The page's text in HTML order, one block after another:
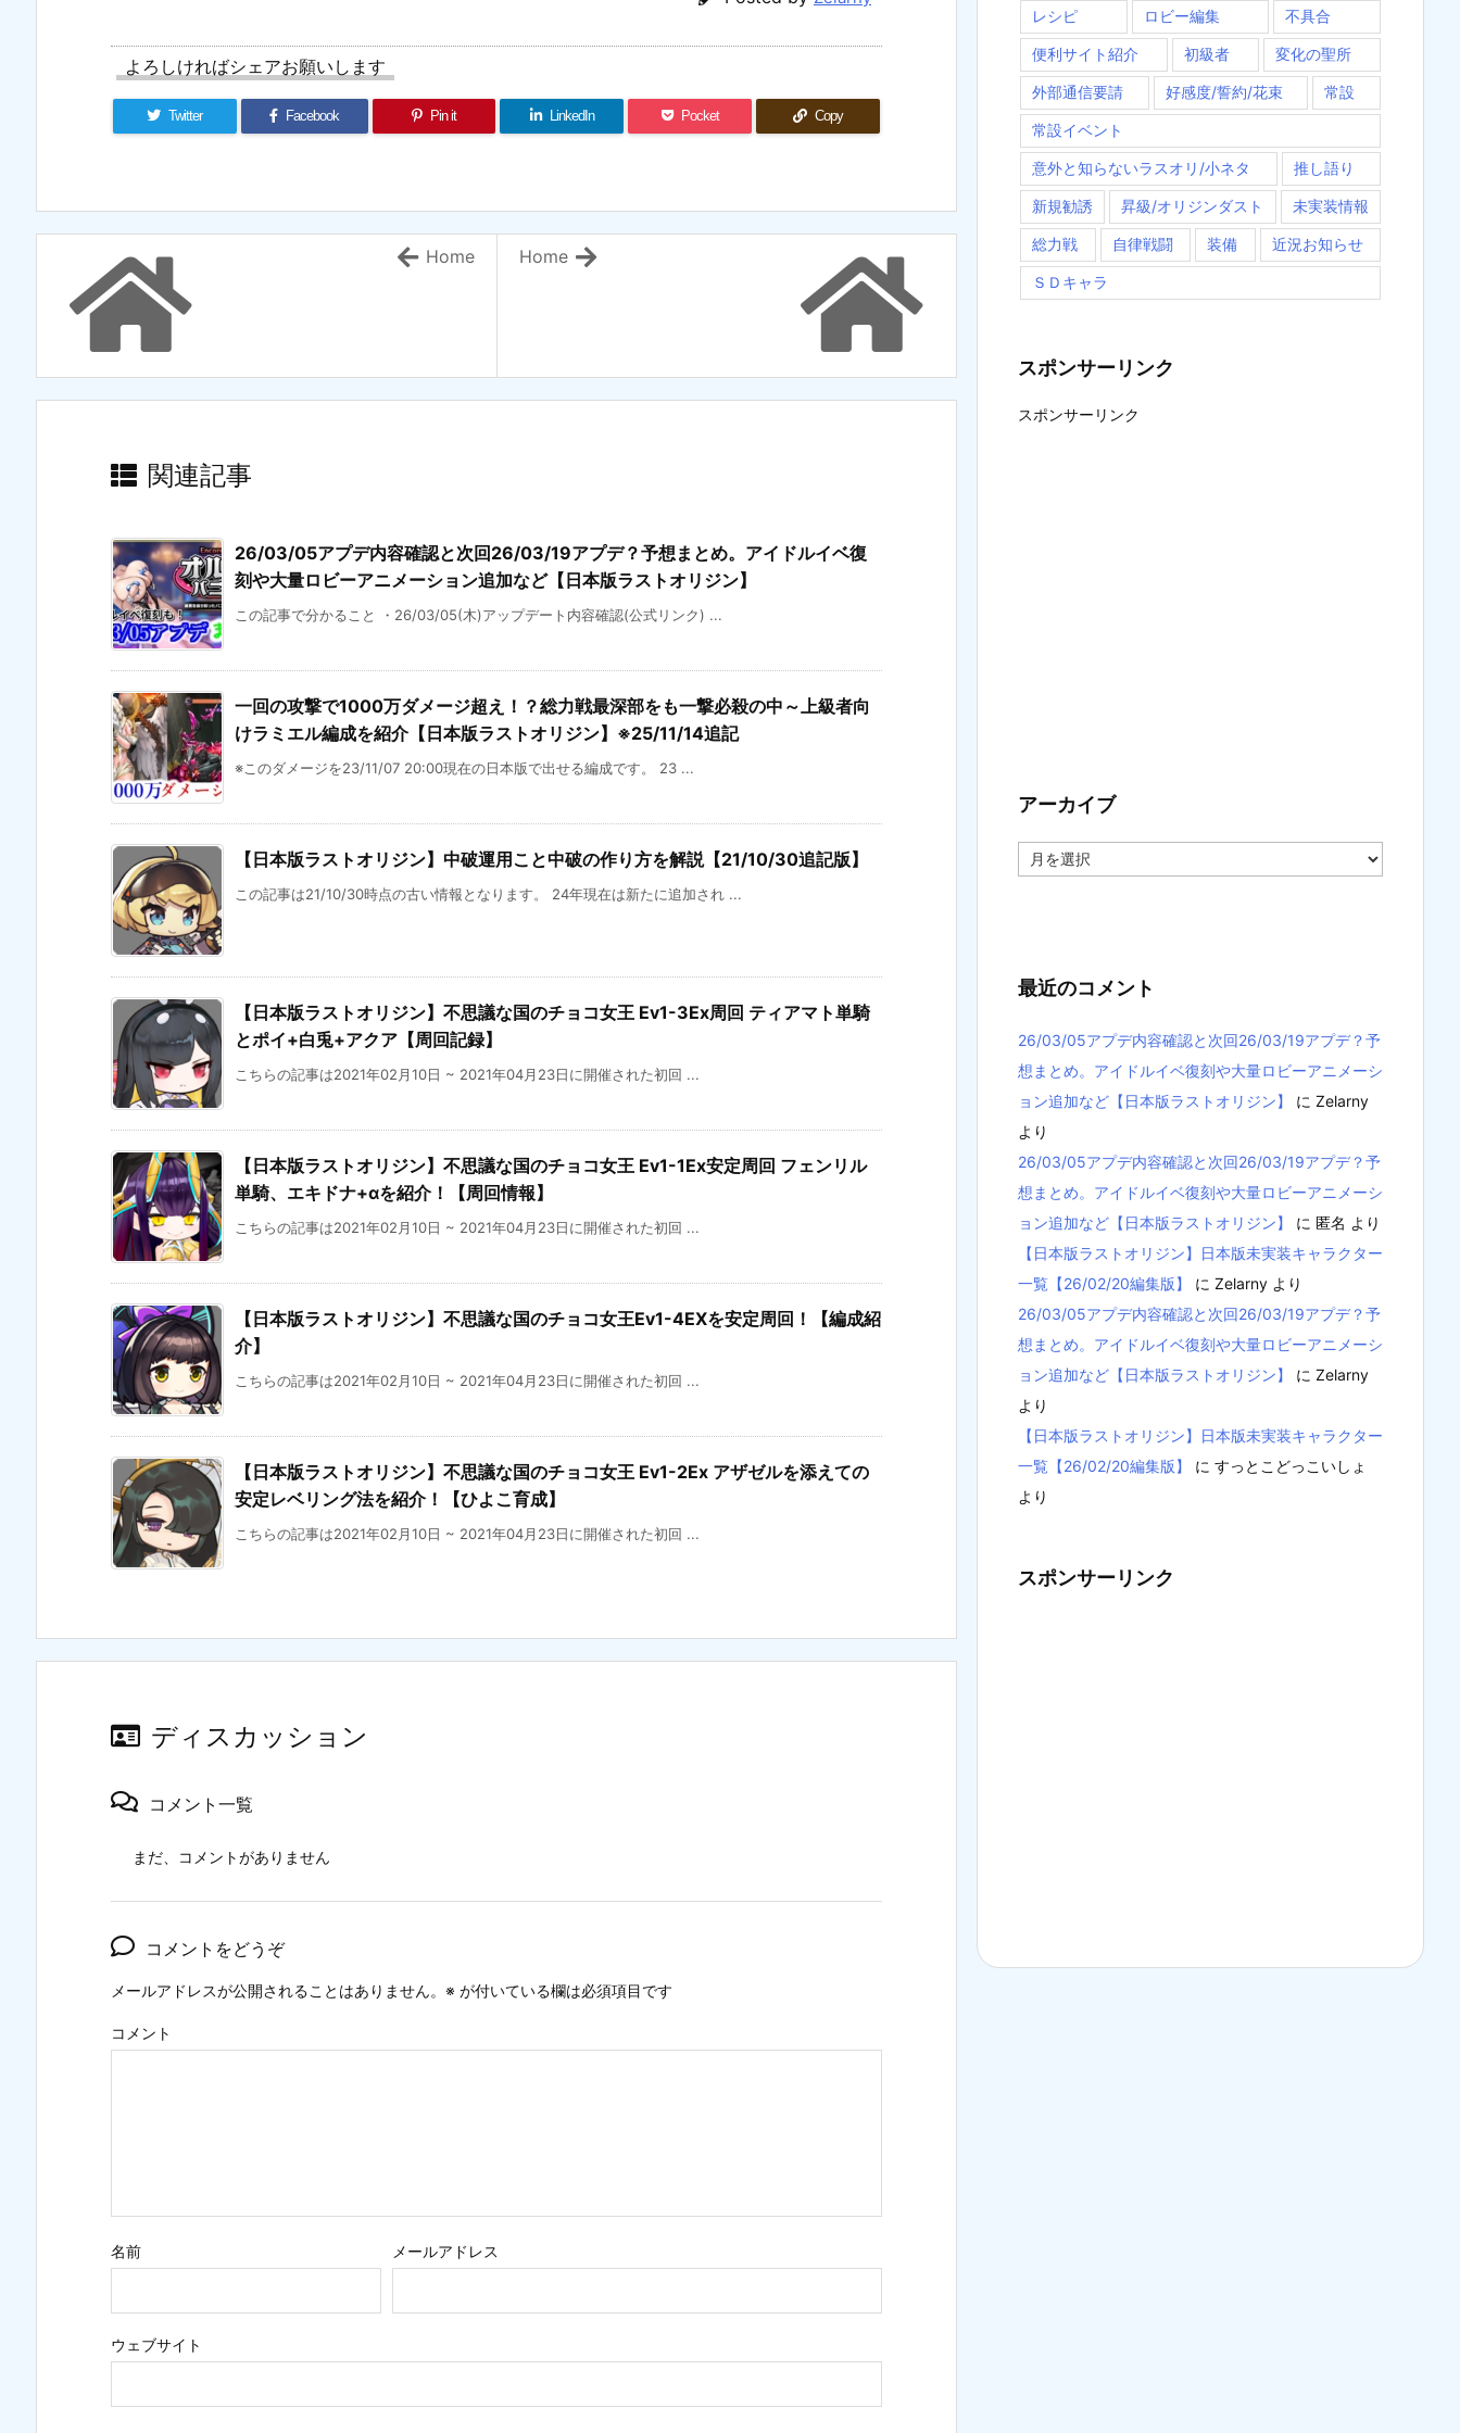
よろしければシェアお願いします
Twitter Facebook Pin it LinkedIn Pocket Copy
Home
Home
関連記事
26/03/05アプデ内容確認と次回26/03/19アプデ？予想まとめ。アイドルイベ復
刻や大量ロビーアニメーション追加など【日本版ラストオリジン】
この記事で分かること ・26/03/05(木)アップデート内容確認(公式リンク) ...
一回の攻撃で1000万ダメージ超え！？総力戦最深部をも一撃必殺の中～上級者向
けラミエル編成を紹介【日本版ラストオリジン】※25/11/14追記
※このダメージを23/11/07 20:00現在の日本版で出せる編成です。 23 ...
【日本版ラストオリジン】中破運用こと中破の作り方を解説【21/10/30追記版】
この記事は21/10/30時点の古い情報となります。 24年現在は新たに追加され ...
【日本版ラストオリジン】不思議な国のチョコ女王 Ev1-3Ex周回 ティアマト単騎
とポイ+白兎+アクア【周回記録】
こちらの記事は2021年02月10日 ~ 2021年04月23日に開催された初回 ...
【日本版ラストオリジン】不思議な国のチョコ女王 Ev1-1Ex安定周回 フェンリル
単騎、エキドナ+αを紹介！【周回情報】
こちらの記事は2021年02月10日 ~ 2021年04月23日に開催された初回 ...
【日本版ラストオリジン】不思議な国のチョコ女王Ev1-4EXを安定周回！【編成紹
介】
こちらの記事は2021年02月10日 ~ 2021年04月23日に開催された初回 ...
【日本版ラストオリジン】不思議な国のチョコ女王 Ev1-2Ex アザゼルを添えての
安定レベリング法を紹介！【ひよこ育成】
こちらの記事は2021年02月10日 ~ 2021年04月23日に開催された初回 ...
ディスカッション
コメント一覧
まだ、コメントがありません
コメントをどうぞ
メールアドレスが公開されることはありません。 ※ が付いている欄は必須項目です
コメント
名前 メールアドレス
ウェブサイト
レシピ ロビー編集 不具合
便利サイト紹介 初級者 変化の聖所
外部通信要請 好感度/誓約/花束 常設
常設イベント
意外と知らないラスオリ/小ネタ 推し語り
新規勧誘 昇級/オリジンダスト 未実装情報
総力戦 自律戦闘 装備 近況お知らせ
ＳＤキャラ
スポンサーリンク
スポンサーリンク
アーカイブ
ー
最近のコメント
26/03/05アプデ内容確認と次回26/03/19アプデ？予
想まとめ。アイドルイベ復刻や大量ロビーアニメーシ
ョン追加など【日本版ラストオリジン】
に Zelarny
より
26/03/05アプデ内容確認と次回26/03/19アプデ？予
想まとめ。アイドルイベ復刻や大量ロビーアニメーシ
ョン追加など【日本版ラストオリジン】
に 匿名 より
【日本版ラストオリジン】日本版未実装キャラクター
一覧【26/02/20編集版】
に Zelarny より
26/03/05アプデ内容確認と次回26/03/19アプデ？予
想まとめ。アイドルイベ復刻や大量ロビーアニメーシ
ョン追加など【日本版ラストオリジン】
に Zelarny
より
【日本版ラストオリジン】日本版未実装キャラクター
一覧【26/02/20編集版】
に すっとこどっこいしょ
より
スポンサーリンク